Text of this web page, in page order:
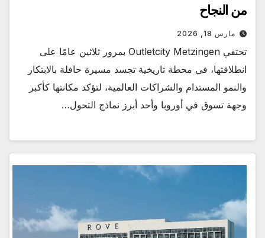
من النجاح
مارس 18, 2026
تحتفي Outletcity Metzingen بمرور ثلاثين عامًا على
انطلاقتها، في محطة تاريخية تجسد مسيرة حافلة بالابتكار
والنمو المستدام والشراكات العالمية، لتؤكد مكانتها كأكبر
وجهة تسوق في أوروبا وأحد أبرز نماذج التحول…